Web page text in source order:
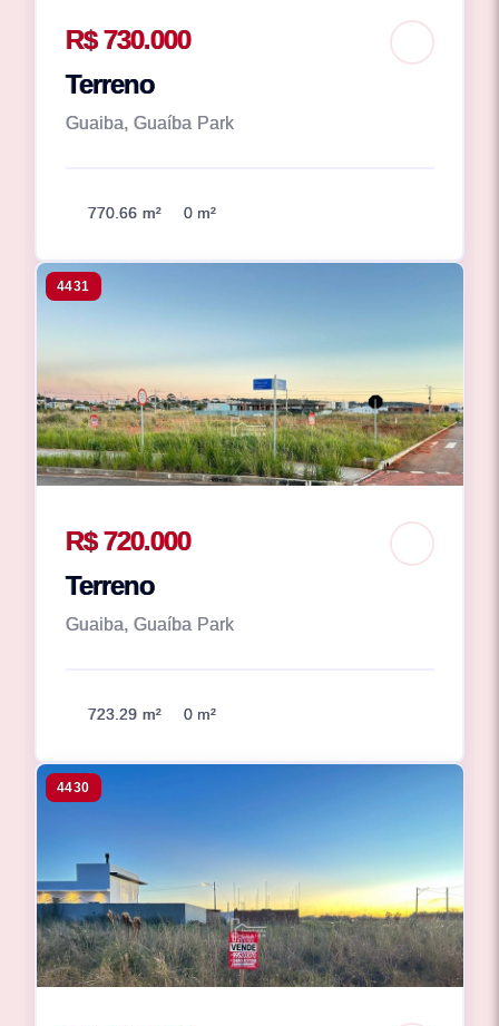
R$ 730.000
Terreno
Guaiba, Guaíba Park
770.66 m² 0 m²
4431
R$ 720.000
Terreno
Guaiba, Guaíba Park
723.29 m² 0 m²
4430